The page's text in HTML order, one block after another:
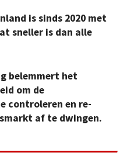
is sinds 2020 met
sneller is dan alle
belemmert het
om de
controleren en re-
af te dwingen.